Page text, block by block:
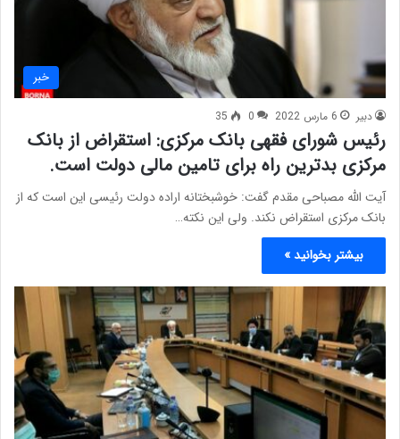
خبر
دبیر 6 مارس 2022 0
35
رئیس شورای فقهی بانک مرکزی: استقراض از بانک
مرکزی بدترین راه برای تامین مالی دولت است.
آیت الله مصباحی مقدم گفت: خوشبختانه اراده دولت رئیسی این است که از
بانک مرکزی استقراض نکند. ولی این نکته…
بیشتر بخوانید »